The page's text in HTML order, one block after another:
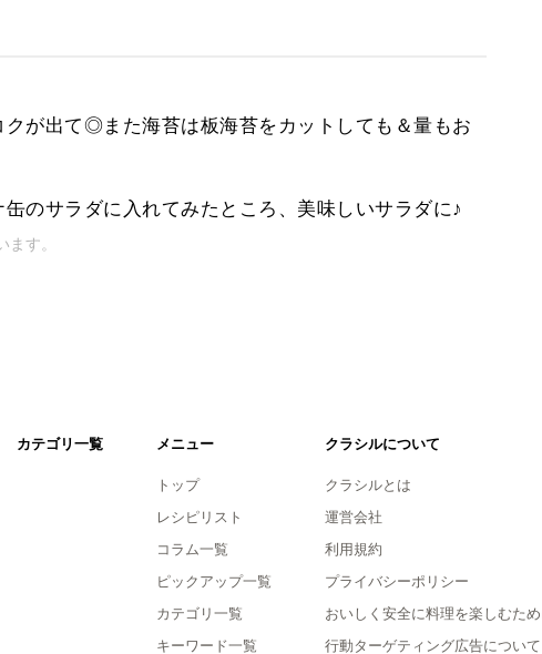
が出て◎また海苔は板海苔をカットしても＆量もお
のサラダに入れてみたところ、美味しいサラダに♪
す。
カテゴリ一覧 メニュー
トップ
レシピリスト
コラム一覧
ピックアップ一覧
カテゴリ一覧
キーワード一覧
クラシルについて
クラシルとは
運営会社
利用規約
プライバシーポリシー
おいしく安全に料理を楽しむため
行動ターゲティング広告について